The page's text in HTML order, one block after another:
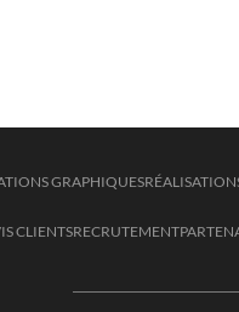
GRAPHIQUES
CLIENTSRECRUTEMENT